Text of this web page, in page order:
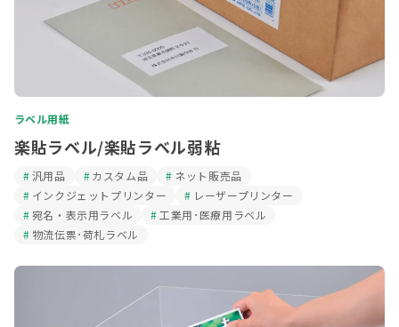
ラベル用紙
楽貼ラベル/楽貼ラベル弱粘
汎用品 カスタム品
ネット販売品
インクジェットプリンター
レーザープリンター
宛名・表示用ラベル
工業用･医療用ラベル
物流伝票･荷札ラベル